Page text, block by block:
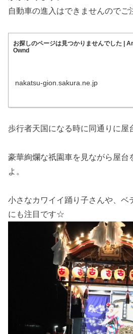
自動車の進入はできませんのでご
お探しのページは見つかりませんでした |
Ownd
nakatsu-gion.sakura.ne.jp
歩行者天国になる時に同通りに屋
豪華絢爛な祇園車を見ながら屋台
よ。
小さなカワイイ踊り子さんや、ベ
にも注目です☆